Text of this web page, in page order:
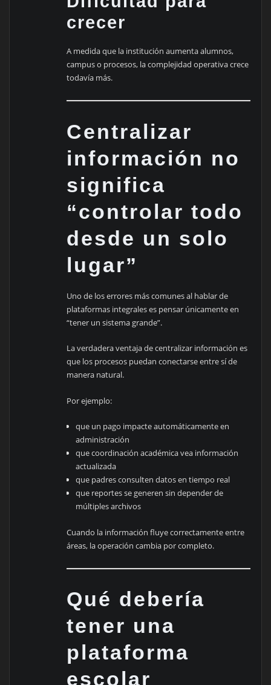
crecer
A medida que la institución aumenta alumnos,
campus o procesos, la complejidad operativa crece
todavía más.
Centralizar
información no
significa
“controlar todo
desde un solo
lugar”
Uno de los errores más comunes al hablar de
plataformas integrales es pensar únicamente en
“tener un sistema grande”.
La verdadera ventaja de centralizar información es
que los procesos puedan conectarse entre sí de
manera natural.
Por ejemplo:
que un pago impacte automáticamente en
administración
que coordinación académica vea información
actualizada
que padres consulten datos en tiempo real
que reportes se generen sin depender de
múltiples archivos
Cuando la información fluye correctamente entre
áreas, la operación cambia por completo.
Qué debería
tener una
plataforma
escolar